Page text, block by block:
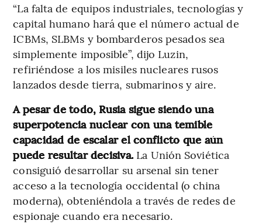
“La falta de equipos industriales, tecnologías y
capital humano hará que el número actual de
ICBMs, SLBMs y bombarderos pesados sea
simplemente imposible”, dijo Luzin,
refiriéndose a los misiles nucleares rusos
lanzados desde tierra, submarinos y aire.
A pesar de todo, Rusia sigue siendo una
superpotencia nuclear con una temible
capacidad de escalar el conflicto que aún
puede resultar decisiva. La Unión Soviética
consiguió desarrollar su arsenal sin tener
acceso a la tecnología occidental (o china
moderna), obteniéndola a través de redes de
espionaje cuando era necesario.